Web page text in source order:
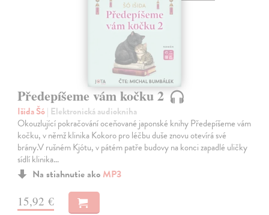
Předepíšeme vám kočku 2
Išida Šó| Elektronická audiokniha
Okouzlující pokračování oceňované japonské knihy Předepíšeme vám
kočku, v němž klinika Kokoro pro léčbu duše znovu otevírá své
brány.V rušném Kjótu, v pátém patře budovy na konci zapadlé uličky
sídlí klinika…
Na stiahnutie ako MP3
15,92 €